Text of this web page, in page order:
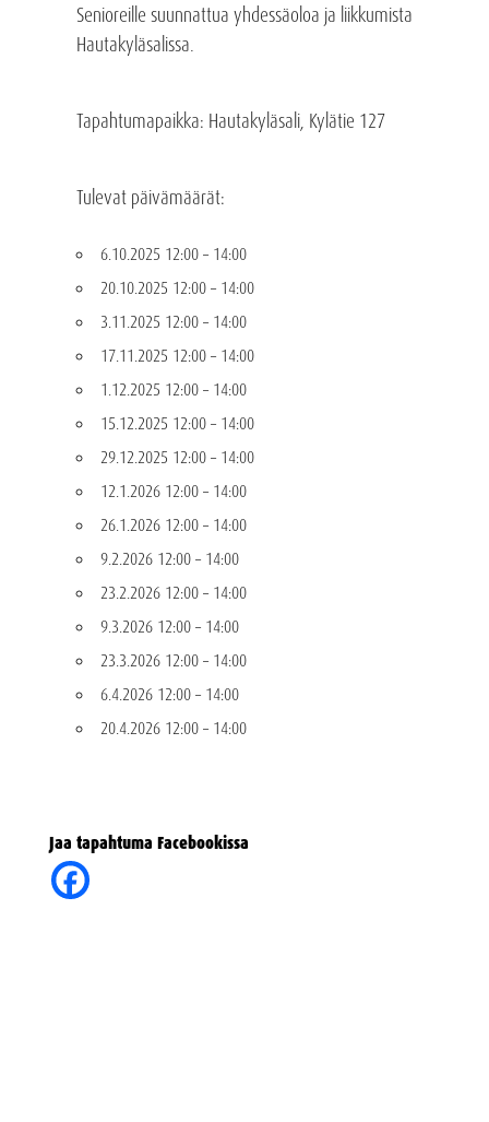
Senioreille suunnattua yhdessäoloa ja liikkumista
Hautakyläsalissa.
Tapahtumapaikka: Hautakyläsali, Kylätie 127
Tulevat päivämäärät:
6.10.2025 12:00– 14:00
20.10.2025 12:00– 14:00
3.11.2025 12:00– 14:00
17.11.2025 12:00– 14:00
1.12.2025 12:00– 14:00
15.12.2025 12:00– 14:00
29.12.2025 12:00– 14:00
12.1.2026 12:00– 14:00
26.1.2026 12:00– 14:00
9.2.2026 12:00– 14:00
23.2.2026 12:00– 14:00
9.3.2026 12:00– 14:00
23.3.2026 12:00– 14:00
6.4.2026 12:00– 14:00
20.4.2026 12:00– 14:00
Jaa tapahtuma Facebookissa